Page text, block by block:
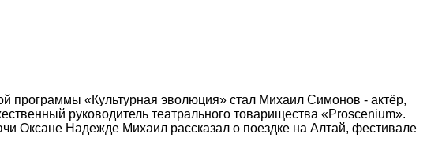
программы «Культурная эволюция» стал Михаил Симонов - актёр,
руководитель театрального товарищества «Proscenium».
Оксане Надежде Михаил рассказал о поездке на Алтай, фестивале